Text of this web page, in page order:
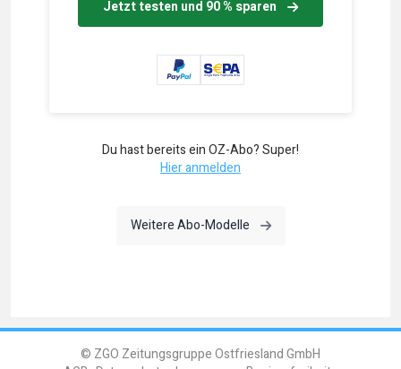
Jetzt testen und 90 % sparen
Du hast bereits ein OZ-Abo? Super!
Hier anmelden
Weitere Abo-Modelle
© ZGO Zeitungsgruppe Ostfriesland GmbH